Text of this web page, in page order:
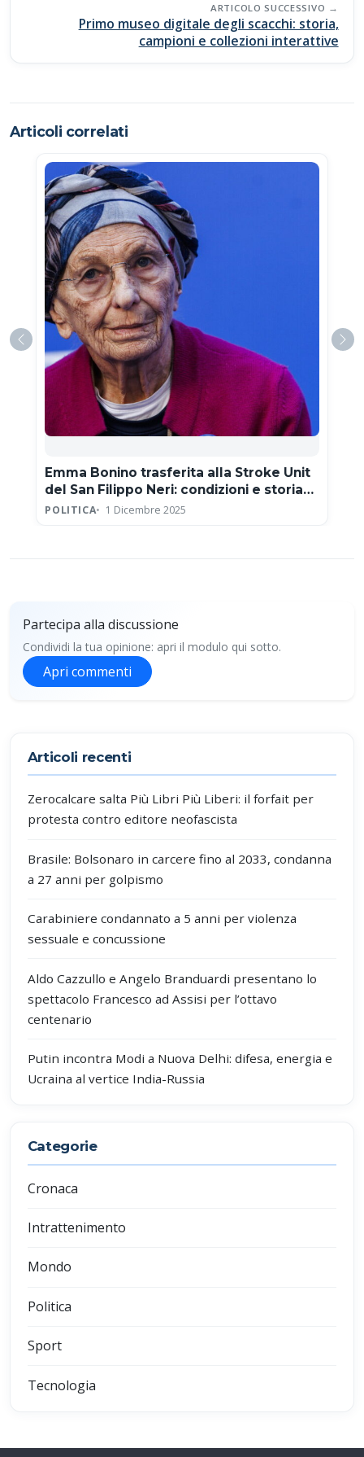
ARTICOLO SUCCESSIVO
Primo museo digitale degli scacchi: storia,
campioni e collezioni interattive
Articoli correlati
Emma Bonino trasferita alla Stroke Unit
del San Filippo Neri: condizioni e storia
clinica
POLITICA 1 Dicembre 2025
Partecipa alla discussione
Condividi la tua opinione: apri il modulo qui sotto.
Apri commenti
Articoli recenti
Zerocalcare salta Più Libri Più Liberi: il forfait per
protesta contro editore neofascista
Brasile: Bolsonaro in carcere fino al 2033, condanna
a 27 anni per golpismo
Carabiniere condannato a 5 anni per violenza
sessuale e concussione
Aldo Cazzullo e Angelo Branduardi presentano lo
spettacolo Francesco ad Assisi per l’ottavo
centenario
Putin incontra Modi a Nuova Delhi: difesa, energia e
Ucraina al vertice India-Russia
Categorie
Cronaca
Intrattenimento
Mondo
Politica
Sport
Tecnologia